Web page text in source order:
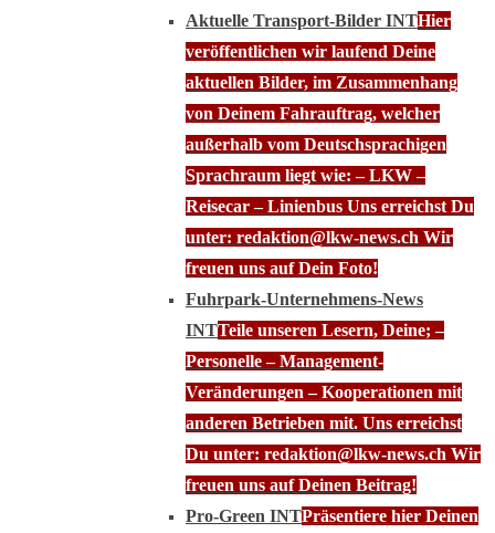
Aktuelle Transport-Bilder INTHier
veröffentlichen wir laufend Deine
aktuellen Bilder, im Zusammenhang
von Deinem Fahrauftrag, welcher
außerhalb vom Deutschsprachigen
Sprachraum liegt wie: – LKW –
Reisecar – Linienbus Uns erreichst Du
unter: redaktion@lkw-news.ch Wir
freuen uns auf Dein Foto!
Fuhrpark-Unternehmens-News
INTTeile unseren Lesern, Deine; –
Personelle – Management-
Veränderungen – Kooperationen mit
anderen Betrieben mit. Uns erreichst
Du unter: redaktion@lkw-news.ch Wir
freuen uns auf Deinen Beitrag!
Pro-Green INTPräsentiere hier Deinen